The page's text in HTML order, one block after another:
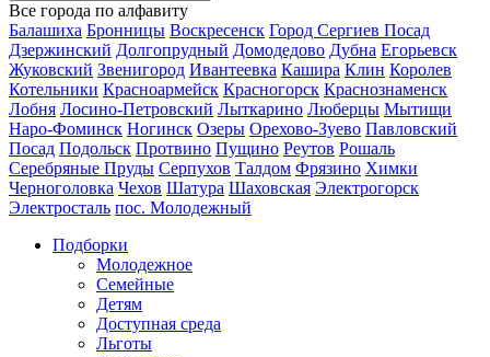
Все города по алфавиту
Балашиха Бронницы Воскресенск Город Сергиев Посад
Дзержинский Долгопрудный Домодедово Дубна Егорьевск
Жуковский Звенигород Ивантеевка Кашира Клин Королев
Котельники Красноармейск Красногорск Краснознаменск
Лобня Лосино-Петровский Лыткарино Люберцы Мытищи
Наро-Фоминск Ногинск Озеры Орехово-Зуево Павловский
Посад Подольск Протвино Пущино Реутов Рошаль
Серебряные Пруды Серпухов Талдом Фрязино Химки
Черноголовка Чехов Шатура Шаховская Электрогорск
Электросталь пос. Молодежный
Подборки
Молодежное
Семейные
Детям
Доступная среда
Льготы